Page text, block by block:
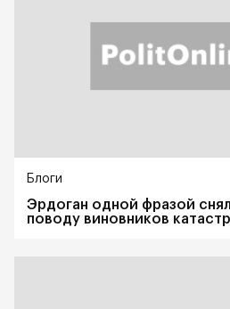
Блоги
Эрдоган одной фразой
поводу виновников